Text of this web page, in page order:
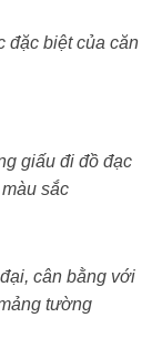
đặc biệt của căn
giấu đi đồ đạc
sắc
cân bằng với
tường